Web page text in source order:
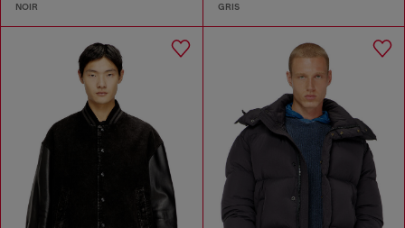
NOIR GRIS